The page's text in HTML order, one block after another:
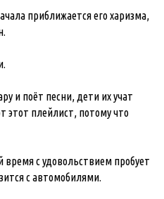
приближается его харизма,
и поёт песни, дети их учат
этот плейлист, потому что
с удовольствием пробует
с автомобилями.